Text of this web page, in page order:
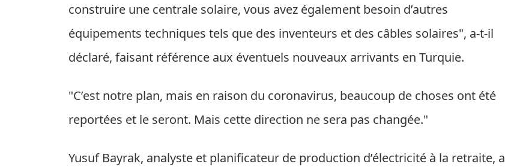
construire une centrale solaire, vous avez également besoin d’autres
équipements techniques tels que des inventeurs et des câbles solaires", a-t-il
déclaré, faisant référence aux éventuels nouveaux arrivants en Turquie.
"C’est notre plan, mais en raison du coronavirus, beaucoup de choses ont été
reportées et le seront. Mais cette direction ne sera pas changée."
Yusuf Bayrak, analyste et planificateur de production d’électricité à la retraite, a